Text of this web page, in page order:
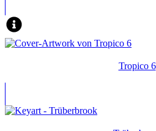
Tropico 6